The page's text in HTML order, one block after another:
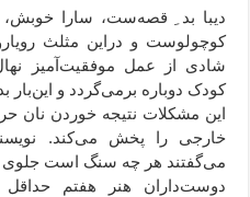
دیبا بد ِ قصه‌ست، سارا
کوچولوست و دراین مثلث
شادی از عمل موفقیت‌آمیز
کودک دوباره برمی‌گردد و این‌بار
این مشکلات نتیجه خوردن نان
خارجی را پخش می‌کند.
می‌گفتند هر چه سنگ است جلوی
دوست‌داران هنر هفتم حداقل